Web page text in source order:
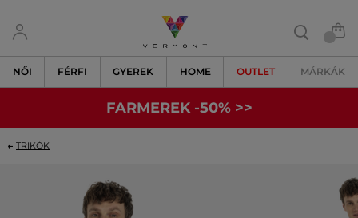
NŐI FÉRFI GYEREK HOME OUTLET MÁRKÁK
FARMEREK -50% >>
TRIKÓK